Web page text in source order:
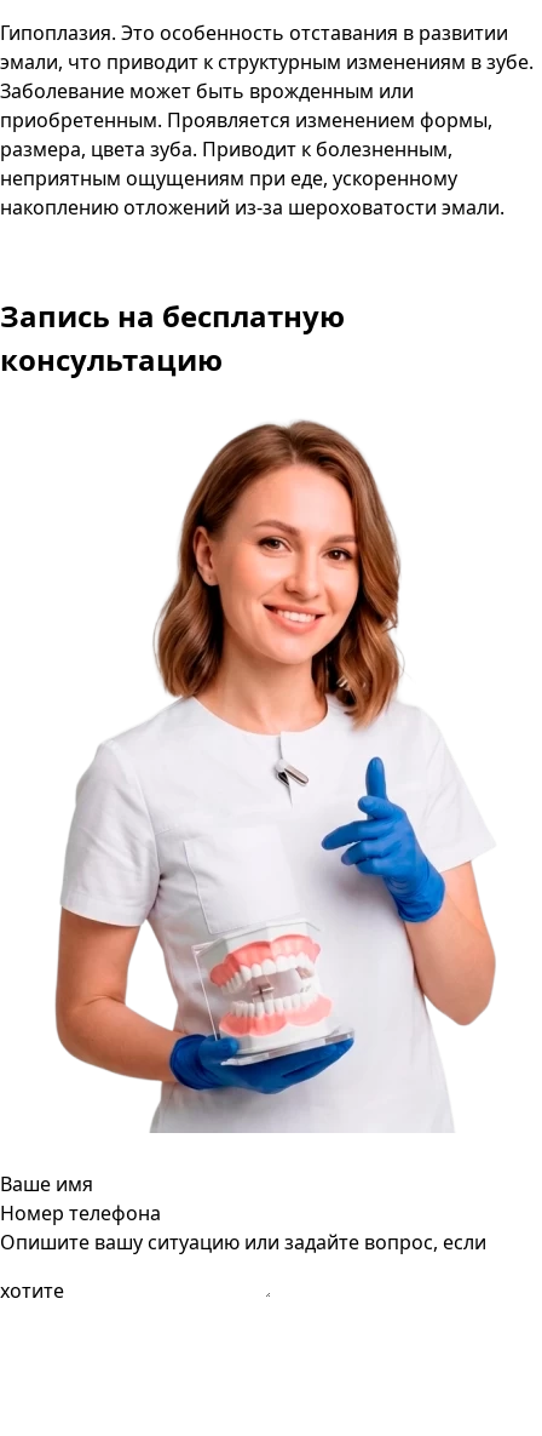
Гипоплазия. Это особенность отставания в развитии
эмали, что приводит к структурным изменениям в зубе.
Заболевание может быть врожденным или
приобретенным. Проявляется изменением формы,
размера, цвета зуба. Приводит к болезненным,
неприятным ощущениям при еде, ускоренному
накоплению отложений из-за шероховатости эмали.
Запись на бесплатную
консультацию
Ваше имя
Номер телефона
Опишите вашу ситуацию или задайте вопрос, если
хотите